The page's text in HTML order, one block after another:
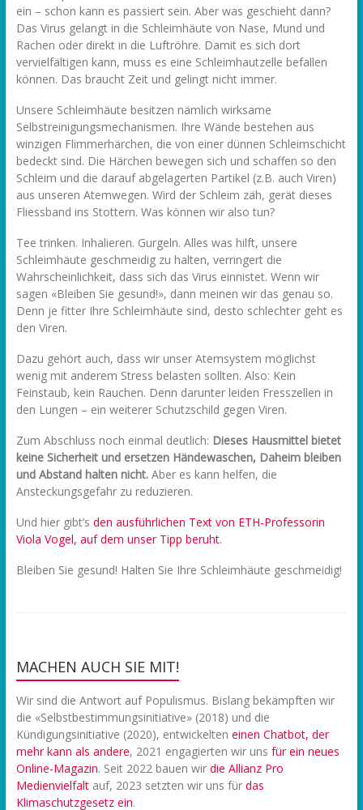
ein – schon kann es passiert sein. Aber was geschieht dann?
Das Virus gelangt in die Schleimhäute von Nase, Mund und
Rachen oder direkt in die Luftröhre. Damit es sich dort
vervielfältigen kann, muss es eine Schleimhautzelle befallen
können. Das braucht Zeit und gelingt nicht immer.
Unsere Schleimhäute besitzen nämlich wirksame
Selbstreinigungsmechanismen. Ihre Wände bestehen aus
winzigen Flimmerhärchen, die von einer dünnen Schleimschicht
bedeckt sind. Die Härchen bewegen sich und schaffen so den
Schleim und die darauf abgelagerten Partikel (z.B. auch Viren)
aus unseren Atemwegen. Wird der Schleim zäh, gerät dieses
Fliessband ins Stottern. Was können wir also tun?
Tee trinken. Inhalieren. Gurgeln. Alles was hilft, unsere
Schleimhäute geschmeidig zu halten, verringert die
Wahrscheinlichkeit, dass sich das Virus einnistet. Wenn wir
sagen «Bleiben Sie gesund!», dann meinen wir das genau so.
Denn je fitter Ihre Schleimhäute sind, desto schlechter geht es
den Viren.
Dazu gehört auch, dass wir unser Atemsystem möglichst
wenig mit anderem Stress belasten sollten. Also: Kein
Feinstaub, kein Rauchen. Denn darunter leiden Fresszellen in
den Lungen – ein weiterer Schutzschild gegen Viren.
Zum Abschluss noch einmal deutlich: Dieses Hausmittel bietet
keine Sicherheit und ersetzen Händewaschen, Daheim bleiben
und Abstand halten nicht.Aber es kann helfen, die
Ansteckungsgefahr zu reduzieren.
Und hier gibt’s den ausführlichen Text von ETH-Professorin
Viola Vogel, auf dem unser Tipp beruht.
Bleiben Sie gesund! Halten Sie Ihre Schleimhäute geschmeidig!
MACHEN AUCH SIE MIT!
Wir sind die Antwort auf Populismus. Bislang bekämpften wir
die «Selbstbestimmungsinitiative» (2018) und die
Kündigungsinitiative (2020), entwickelten einen Chatbot, der
mehr kann als andere, 2021 engagierten wir uns für ein neues
Online-Magazin. Seit 2022 bauen wir die Allianz Pro
Medienvielfaltauf, 2023 setzten wir uns für das
Klimaschutzgesetz ein.